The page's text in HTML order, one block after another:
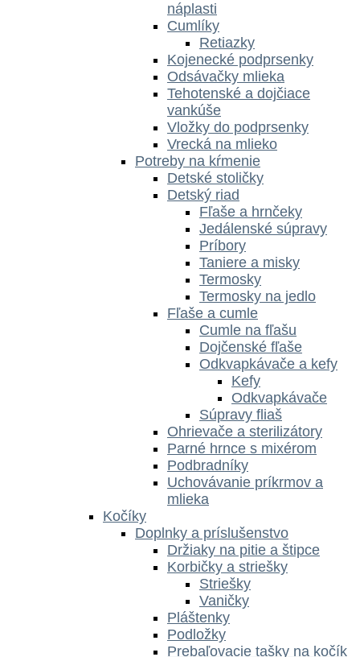
náplasti
Cumlíky
Retiazky
Kojenecké podprsenky
Odsávačky mlieka
Tehotenské a dojčiace
vankúše
Vložky do podprsenky
Vrecká na mlieko
Potreby na kŕmenie
Detské stoličky
Detský riad
Fľaše a hrnčeky
Jedálenské súpravy
Príbory
Taniere a misky
Termosky
Termosky na jedlo
Fľaše a cumle
Cumle na fľašu
Dojčenské fľaše
Odkvapkávače a kefy
Kefy
Odkvapkávače
Súpravy fliaš
Ohrievače a sterilizátory
Parné hrnce s mixérom
Podbradníky
Uchovávanie príkrmov a
mlieka
Kočíky
Doplnky a príslušenstvo
Držiaky na pitie a štipce
Korbičky a striešky
Striešky
Vaničky
Pláštenky
Podložky
Prebaľovacie tašky na kočík